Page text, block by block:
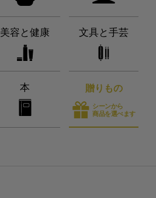
美容と健康 文具と手芸
本 贈りもの
シーンから
商品を選べます